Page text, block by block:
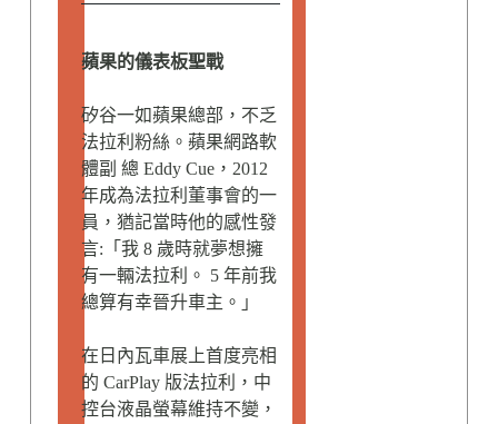
蘋果的儀表板聖戰
矽谷一如蘋果總部，不乏
法拉利粉絲。蘋果網路軟
體副 總 Eddy Cue，2012
年成為法拉利董事會的一
員，猶記當時他的感性發
言:「我 8 歲時就夢想擁
有一輛法拉利。 5 年前我
總算有幸晉升車主。」
在日內瓦車展上首度亮相
的 CarPlay 版法拉利，中
控台液晶螢幕維持不變，